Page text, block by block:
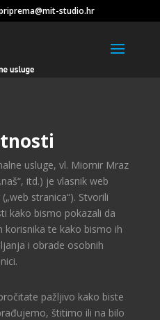
studio.hr
usluge, vl. Miomir Mraz
itd.) je vlasnik web
stranica“). Stvorili
kako bismo pokazali da
korisnika te kako bismo ih
i obrade osobnih
pažljivo kako biste
štitimo ili na bilo